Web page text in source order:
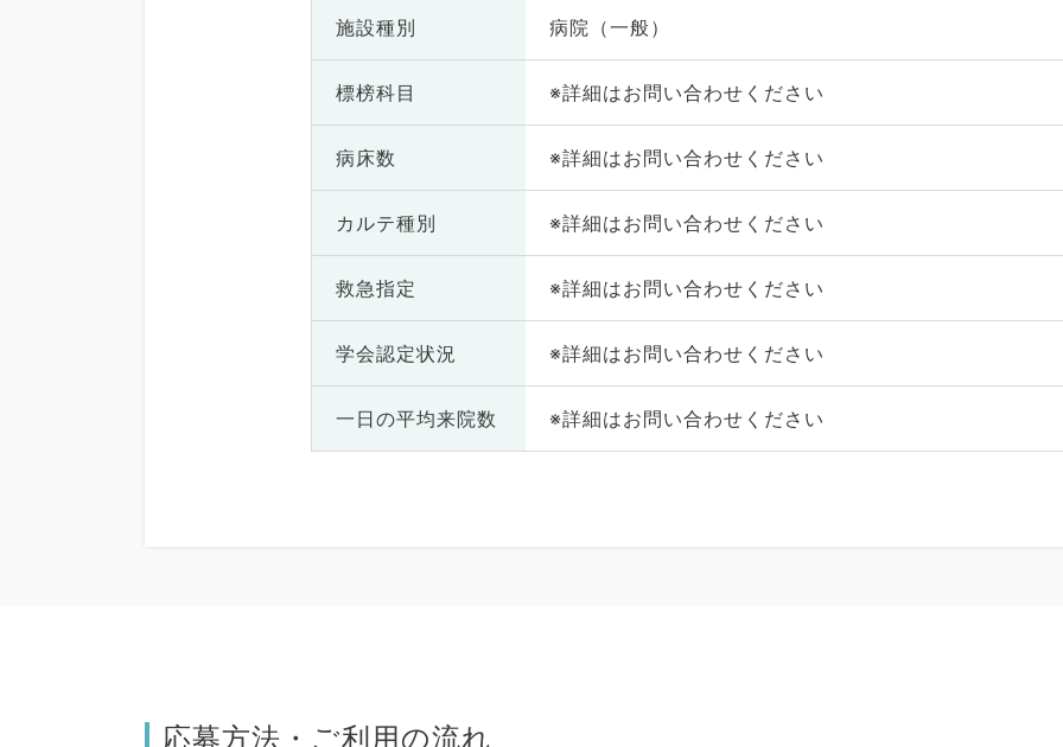
施設種別 病院（一般）
標榜科目 ※詳細はお問い合わせください
病床数 ※詳細はお問い合わせください
カルテ種別 ※詳細はお問い合わせください
救急指定 ※詳細はお問い合わせください
学会認定状況 ※詳細はお問い合わせください
一日の平均来院数 ※詳細はお問い合わせください
応募方法・ご利用の流れ